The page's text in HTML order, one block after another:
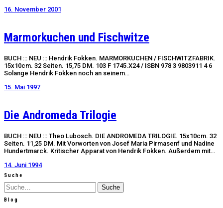
16. November 2001
Marmorkuchen und Fischwitze
BUCH ::: NEU ::: Hendrik Fokken. MARMORKUCHEN / FISCHWITZFABRIK.
15x10cm. 32 Seiten. 15,75 DM. 103 F 1745.X24 / ISBN 978 3 9803911 4 6
Solange Hendrik Fokken noch an seinem…
15. Mai 1997
Die Andromeda Trilogie
BUCH ::: NEU ::: Theo Lubosch. DIE ANDROMEDA TRILOGIE. 15x10cm. 32
Seiten. 11,25 DM. Mit Vorworten von Josef Maria Pirmasenf und Nadine
Hundertmarck. Kritischer Apparat von Hendrik Fokken. Außerdem mit…
14. Juni 1994
Suche
Suche
Blog